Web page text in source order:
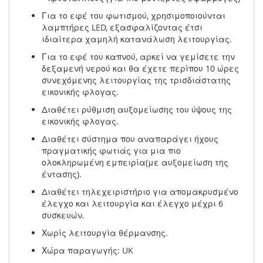
Για το εφέ του φωτισμού, χρησιμοποιούνται
λαμπτήρες LED, εξασφαλίζοντας έτσι
ιδιαίτερα χαμηλή κατανάλωση λειτουργίας.
Για το εφέ του καπνού, αρκεί να γεμίσετε την
δεξαμενή νερού και θα έχετε περίπου 10 ώρες
συνεχόμενης λειτουργίας της τρισδιάστατης
εικονικής φλογας.
Διαθέτει ρύθμιση αυξομείωσης του ύψους της
εικονικής φλογας.
Διαθέτει σύστημα που αναπαράγει ήχους
πραγματικής φωτιάς για μια πιο
ολοκληρωμένη εμπειρία(με αυξομείωση της
έντασης).
Διαθέτει τηλεχειριστήριο για απομακρυσμένο
έλεγχο και λειτουργία και έλεγχο μέχρι 6
συσκευών.
Χωρίς λειτουργία θέρμανσης.
Χώρα παραγωγής: UK